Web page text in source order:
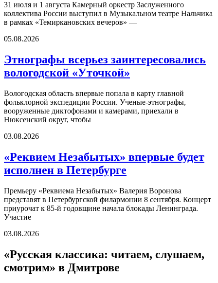
31 июля и 1 августа Камерный оркестр Заслуженного
коллектива России выступил в Музыкальном театре Нальчика
в рамках «Темиркановских вечеров» —
05.08.2026
Этнографы всерьез заинтересовались
вологодской «Уточкой»
Вологодская область впервые попала в карту главной
фольклорной экспедиции России. Ученые-этнографы,
вооруженные диктофонами и камерами, приехали в
Нюксенский округ, чтобы
03.08.2026
«Реквием Незабытых» впервые будет
исполнен в Петербурге
Премьеру «Реквиема Незабытых» Валерия Воронова
представят в Петербургской филармонии 8 сентября. Концерт
приурочат к 85-й годовщине начала блокады Ленинграда.
Участие
03.08.2026
«Русская классика: читаем, слушаем,
смотрим» в Дмитрове